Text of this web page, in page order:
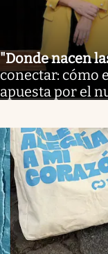
"Donde nacen
conectar: cómo
apuesta por el